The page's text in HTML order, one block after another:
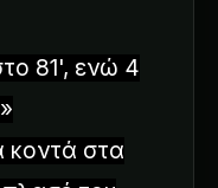
81', ενώ 4
κοντά στα